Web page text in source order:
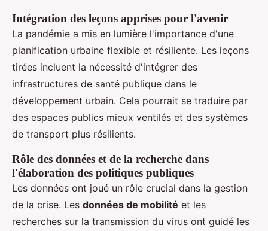
Intégration des leçons apprises pour l'avenir
La pandémie a mis en lumière l'importance d'une
planification urbaine flexible et résiliente. Les leçons
tirées incluent la nécessité d'intégrer des
infrastructures de santé publique dans le
développement urbain. Cela pourrait se traduire par
des espaces publics mieux ventilés et des systèmes
de transport plus résilients.
Rôle des données et de la recherche dans
l'élaboration des politiques publiques
Les données ont joué un rôle crucial dans la gestion
de la crise. Les données de mobilité et les
recherches sur la transmission du virus ont guidé les